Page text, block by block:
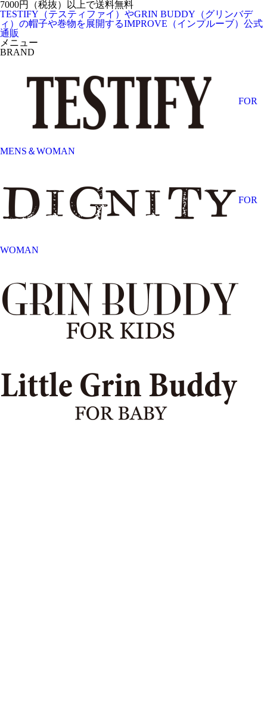
7000円（税抜）以上で送料無料
TESTIFY（テスティファイ）やGRIN BUDDY（グリンバデ
ィ）の帽子や巻物を展開するIMPROVE（インプルーブ）公式
通販
メニュー
BRAND
FOR
MENS＆WOMAN
FOR
WOMAN